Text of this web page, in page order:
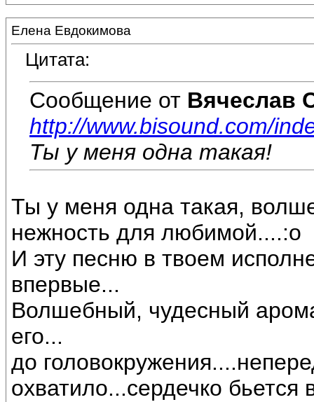
Елена Евдокимова
Цитата:
Сообщение от Вячеслав
http://www.bisound.com/
Ты у меня одна такая!
Ты у меня одна такая,
нежность для любимой....:o
И эту песню в твоем
впервые...
Волшебный, чудесный
его...
до
охватило...сердечко